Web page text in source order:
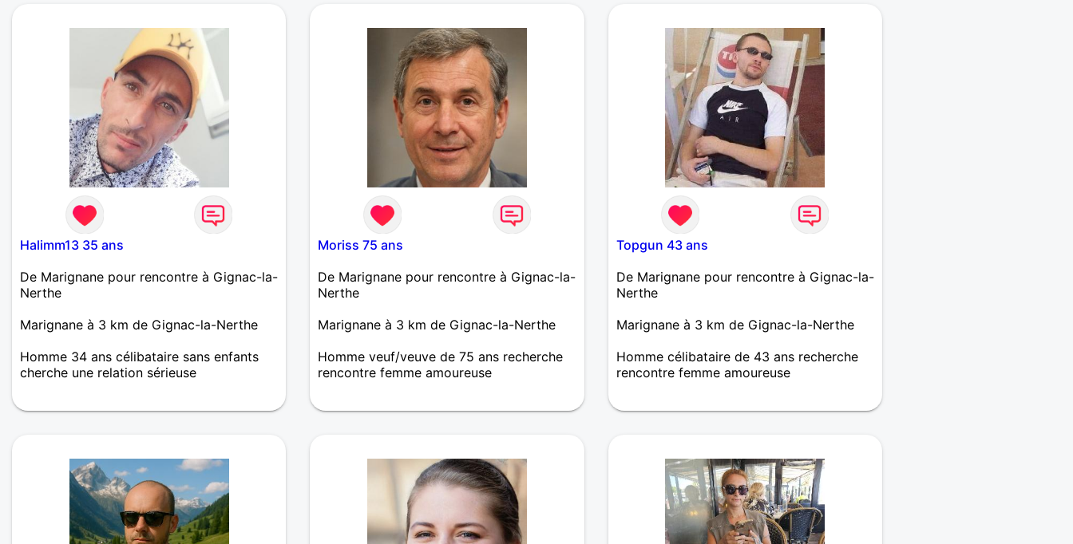
Halimm13 35 ans
De Marignane pour rencontre à Gignac-la-
Nerthe
Marignane à 3 km de Gignac-la-Nerthe
Homme 34 ans célibataire sans enfants
cherche une relation sérieuse
Moriss 75 ans
De Marignane pour rencontre à Gignac-la-
Nerthe
Marignane à 3 km de Gignac-la-Nerthe
Homme veuf/veuve de 75 ans recherche
rencontre femme amoureuse
moments simples et agréables.
Topgun 43 ans
De Marignane pour rencontre à Gignac-la-
Nerthe
Marignane à 3 km de Gignac-la-Nerthe
Homme célibataire de 43 ans recherche
rencontre femme amoureuse